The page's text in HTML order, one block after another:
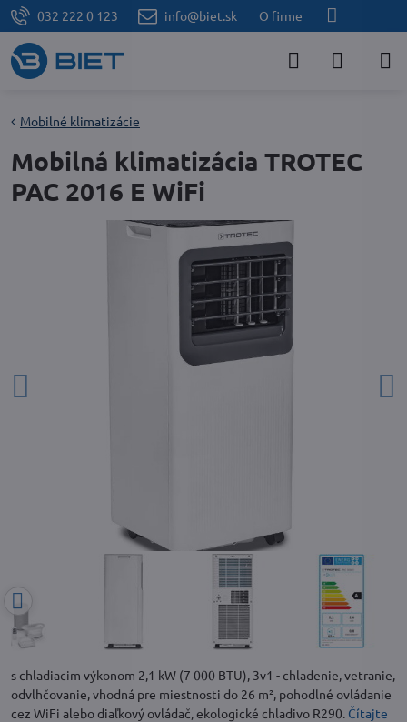
032 222 0 123 info@biet.sk O firme
Mobilné klimatizácie
Mobilná klimatizácia TROTEC
PAC 2016 E WiFi
s chladiacim výkonom 2,1 kW (7 000 BTU), 3v1 - chladenie, vetranie,
odvlhčovanie, vhodná pre miestnosti do 26 m², pohodlné ovládanie
cez WiFi alebo diaľkový ovládač, ekologické chladivo R290. Čítajte